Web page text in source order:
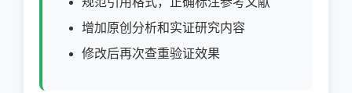
增加原创分析和实证研究内容
修改后再次查重验证效果